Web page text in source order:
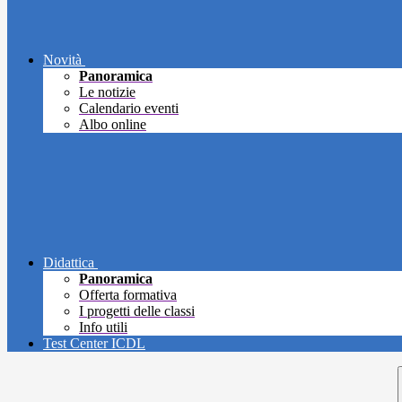
Novità
Panoramica
Le notizie
Calendario eventi
Albo online
Didattica
Panoramica
Offerta formativa
I progetti delle classi
Info utili
Test Center ICDL